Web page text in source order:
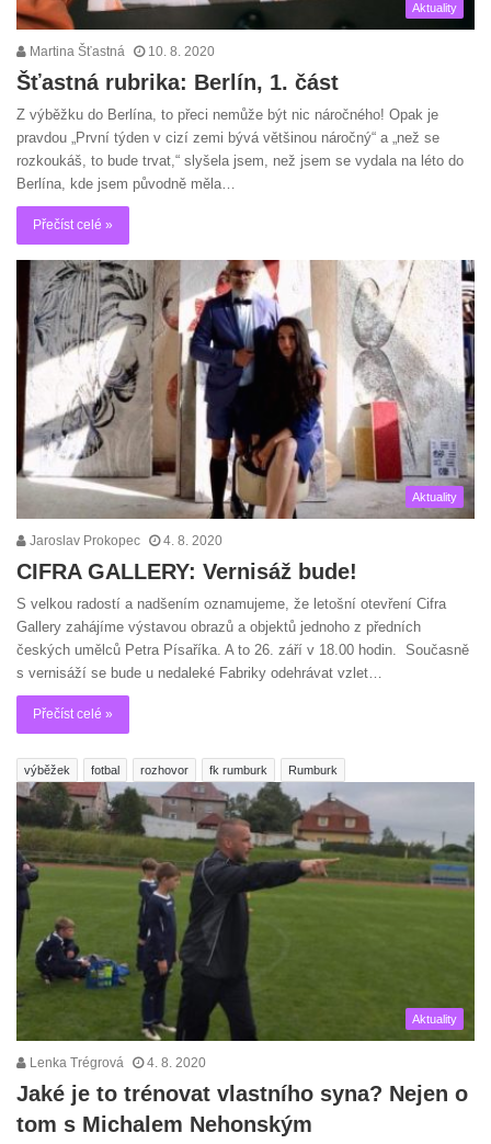
Aktuality
Martina Šťastná 10. 8. 2020
Šťastná rubrika: Berlín, 1. část
Z výběžku do Berlína, to přeci nemůže být nic náročného! Opak je
pravdou „První týden v cizí zemi bývá většinou náročný“ a „než se
rozkoukáš, to bude trvat,“ slyšela jsem, než jsem se vydala na léto do
Berlína, kde jsem původně měla…
Přečíst celé »
Aktuality
Jaroslav Prokopec 4. 8. 2020
CIFRA GALLERY: Vernisáž bude!
S velkou radostí a nadšením oznamujeme, že letošní otevření Cifra
Gallery zahájíme výstavou obrazů a objektů jednoho z předních
českých umělců Petra Písaříka. A to 26. září v 18.00 hodin. Současně
s vernisáží se bude u nedaleké Fabriky odehrávat vzlet…
Přečíst celé »
výběžek fotbal rozhovor fk rumburk Rumburk
Aktuality
Lenka Trégrová 4. 8. 2020
Jaké je to trénovat vlastního syna? Nejen o
tom s Michalem Nehonským